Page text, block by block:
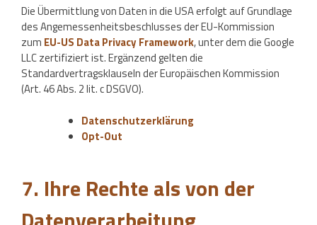
Die Übermittlung von Daten in die USA erfolgt auf Grundlage
des Angemessenheitsbeschlusses der EU-Kommission
zum EU-US Data Privacy Framework, unter dem die Google
LLC zertifiziert ist. Ergänzend gelten die
Standardvertragsklauseln der Europäischen Kommission
(Art. 46 Abs. 2 lit. c DSGVO).
Datenschutzerklärung
Opt-Out
7. Ihre Rechte als von der